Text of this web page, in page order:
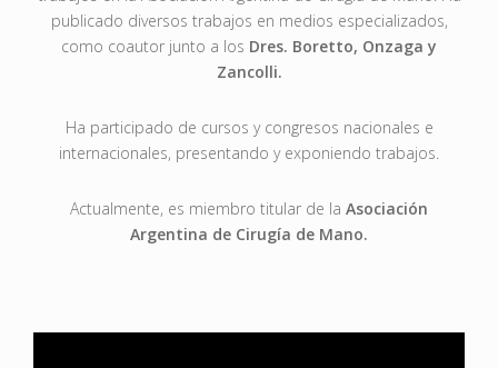
publicado diversos trabajos en medios especializados,
como coautor junto a los Dres. Boretto, Onzaga y
Zancolli.
Ha participado de cursos y congresos nacionales e
internacionales, presentando y exponiendo trabajos.
Actualmente, es miembro titular de la Asociación
Argentina de Cirugía de Mano.